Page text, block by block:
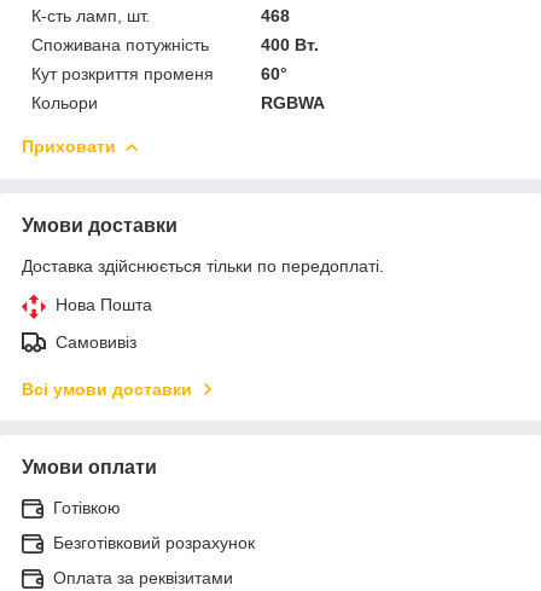
К-сть ламп, шт.
468
Споживана потужність
400 Вт.
Кут розкриття променя
60°
Кольори
RGBWA
Приховати
Умови доставки
Доставка здійснюється тільки по передоплаті.
Нова Пошта
Самовивіз
Всі умови доставки
Умови оплати
Готівкою
Безготівковий розрахунок
Оплата за реквізитами